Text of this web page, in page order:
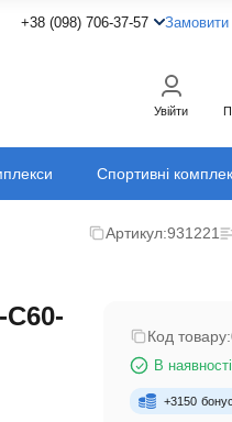
+38 (098) 706-37-57 Замовити
Увійти
Спортивні
Артикул:931221
Код товару:
В наявності
+3150